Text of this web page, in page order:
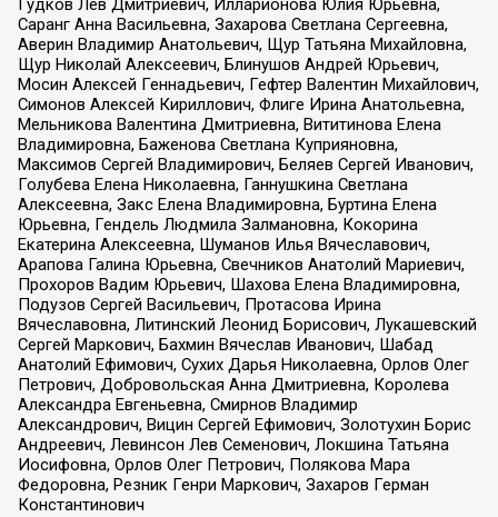
Гудков Лев Дмитриевич, Илларионова Юлия Юрьевна,
Саранг Анна Васильевна, Захарова Светлана Сергеевна,
Аверин Владимир Анатольевич, Щур Татьяна Михайловна,
Щур Николай Алексеевич, Блинушов Андрей Юрьевич,
Мосин Алексей Геннадьевич, Гефтер Валентин Михайлович,
Симонов Алексей Кириллович, Флиге Ирина Анатольевна,
Мельникова Валентина Дмитриевна, Вититинова Елена
Владимировна, Баженова Светлана Куприяновна,
Максимов Сергей Владимирович, Беляев Сергей Иванович,
Голубева Елена Николаевна, Ганнушкина Светлана
Алексеевна, Закс Елена Владимировна, Буртина Елена
Юрьевна, Гендель Людмила Залмановна, Кокорина
Екатерина Алексеевна, Шуманов Илья Вячеславович,
Арапова Галина Юрьевна, Свечников Анатолий Мариевич,
Прохоров Вадим Юрьевич, Шахова Елена Владимировна,
Подузов Сергей Васильевич, Протасова Ирина
Вячеславовна, Литинский Леонид Борисович, Лукашевский
Сергей Маркович, Бахмин Вячеслав Иванович, Шабад
Анатолий Ефимович, Сухих Дарья Николаевна, Орлов Олег
Петрович, Добровольская Анна Дмитриевна, Королева
Александра Евгеньевна, Смирнов Владимир
Александрович, Вицин Сергей Ефимович, Золотухин Борис
Андреевич, Левинсон Лев Семенович, Локшина Татьяна
Иосифовна, Орлов Олег Петрович, Полякова Мара
Федоровна, Резник Генри Маркович, Захаров Герман
Константинович